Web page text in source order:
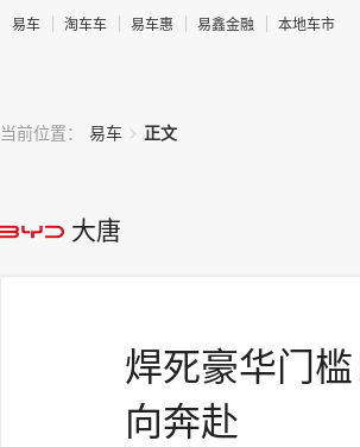
易车 淘车车 易车惠 易鑫金融 本地车市
当前位置： 易车 > 正文
大唐
焊死豪华门
向奔赴